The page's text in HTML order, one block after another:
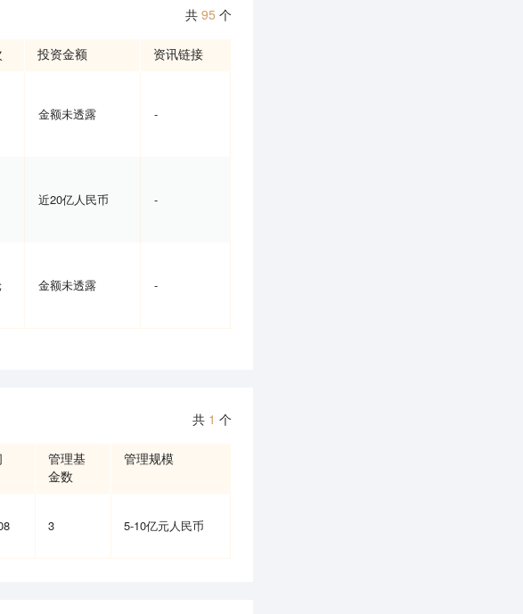
共 95 个
投资金额 资讯链接
金额未透露 -
近20亿人民币 -
金额未透露 -
共 1 个
管理基
金数
管理规模
3 5-10亿元人民币